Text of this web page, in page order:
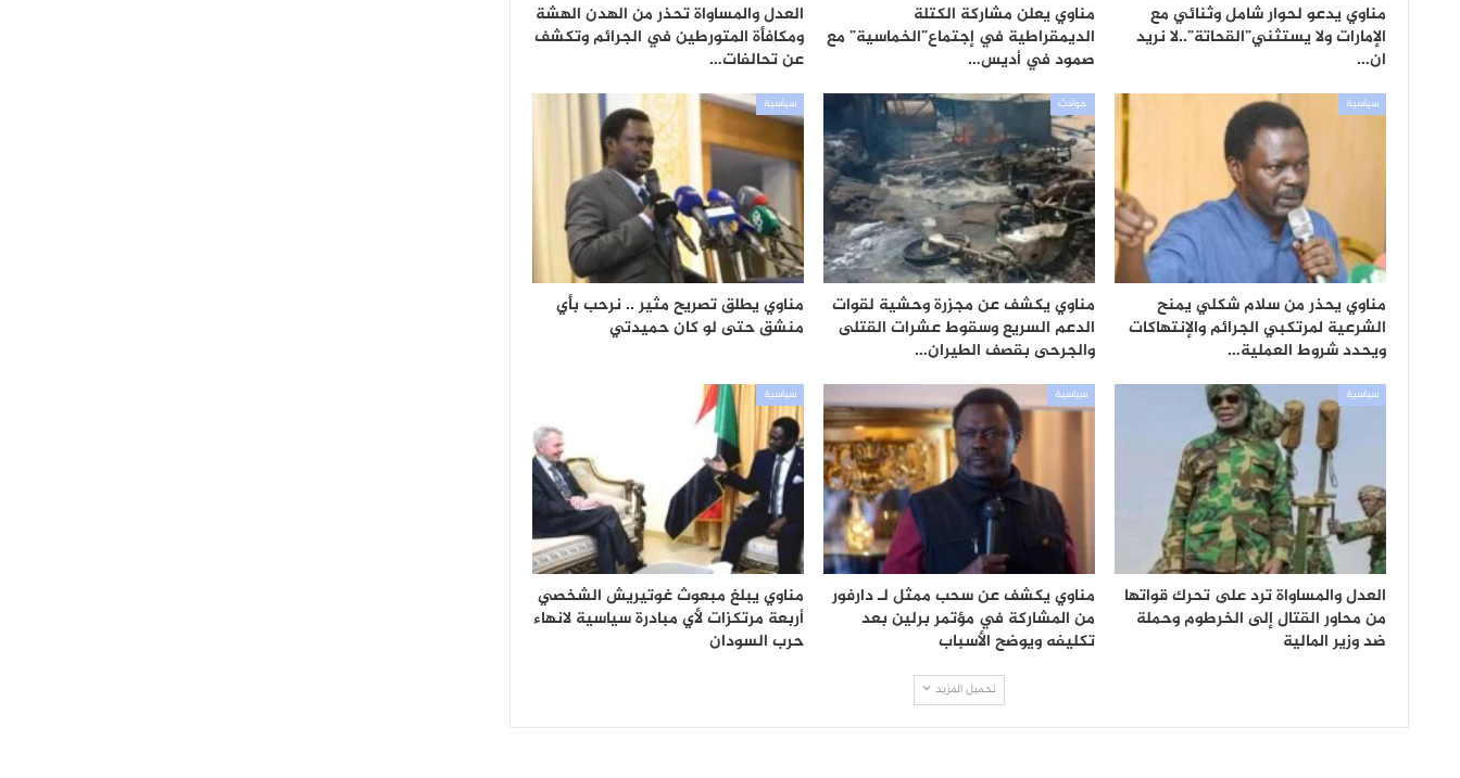
مناوي يدعو لحوار شامل وثنائي مع
الإمارات ولا يستثني”القحاتة”..لا نريد
ان…
مناوي يعلن مشاركة الكتلة
الديمقراطية في إجتماع”الخماسية” مع
صمود في أديس…
العدل والمساواة تحذر من الهدن الهشة
ومكافأة المتورطين في الجرائم وتكشف
عن تحالفات…
سياسية
مناوي يحذر من سلام شكلي يمنح
الشرعية لمرتكبي الجرائم والإنتهاكات
ويحدد شروط العملية…
حوادث
مناوي يكشف عن مجزرة وحشية لقوات
الدعم السريع وسقوط عشرات القتلى
والجرحى بقصف الطيران…
سياسية
مناوي يطلق تصريح مثير .. نرحب بأي
منشق حتى لو كان حميدتي
سياسية
العدل والمساواة ترد على تحرك قواتها
من محاور القتال إلى الخرطوم وحملة
ضد وزير المالية
سياسية
مناوي يكشف عن سحب ممثل لـ دارفور
من المشاركة في مؤتمر برلين بعد
تكليفه ويوضح الأسباب
سياسية
مناوي يبلغ مبعوث غوتيريش الشخصي
أربعة مرتكزات لأي مبادرة سياسية لانهاء
حرب السودان
تحميل المزيد